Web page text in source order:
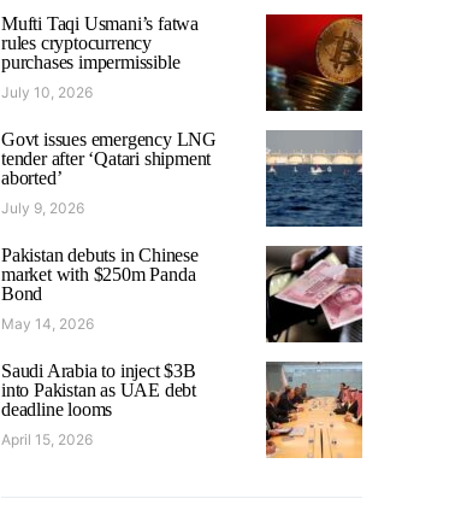
Mufti Taqi Usmani’s fatwa
rules cryptocurrency
purchases impermissible
July 10, 2026
Govt issues emergency LNG
tender after ‘Qatari shipment
aborted’
July 9, 2026
Pakistan debuts in Chinese
market with $250m Panda
Bond
May 14, 2026
Saudi Arabia to inject $3B
into Pakistan as UAE debt
deadline looms
April 15, 2026